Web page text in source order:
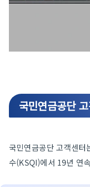
국민연금공단
국민연금공단 고객센
수(KSQI)에서 19년 연